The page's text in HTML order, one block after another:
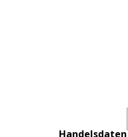
Handelsdaten